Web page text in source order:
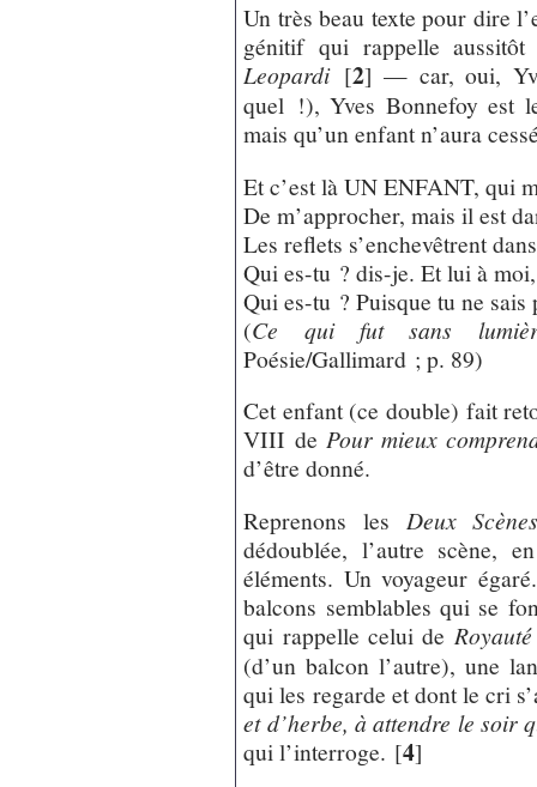
Un très beau texte pour dire
génitif qui rappelle
Leopardi[2] — car, oui,
quel !), Yves Bonnefoy est
mais qu’un enfant n’aura
Et c’est là UN ENFANT, qui
De m’approcher, mais il est
Les reflets s’enchevêtrent
Qui es-tu ? dis-je. Et lui à
Qui es-tu ? Puisque tu ne
(Ce qui fut sans
Poésie/Gallimard ; p. 89)
Cet enfant (ce double) fait
VIII de Pour mieux
d’être donné.
Reprenons les Deux
dédoublée, l’autre scène,
éléments. Un voyageur
balcons semblables qui se
qui rappelle celui de Royauté
(d’un balcon l’autre), une
qui les regarde et dont le cri
et d’herbe, à attendre le soir
qui l’interroge. [4]